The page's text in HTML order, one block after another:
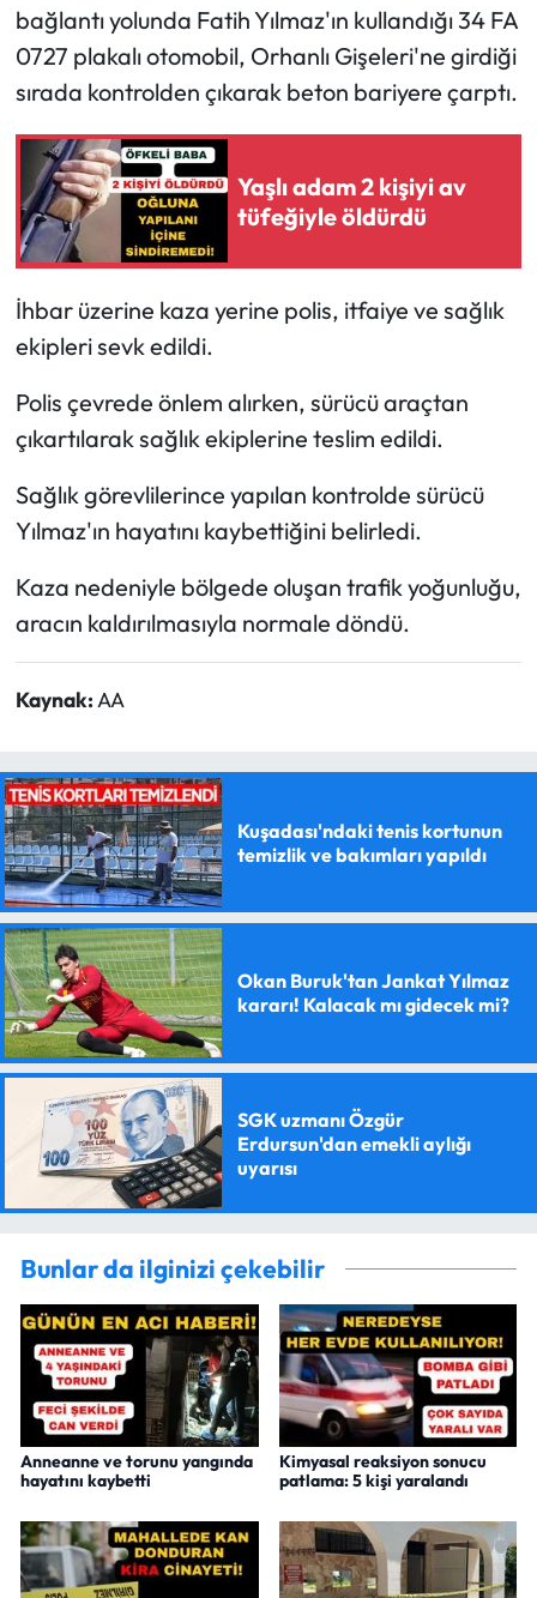
bağlantı yolunda Fatih Yılmaz'ın kullandığı 34 FA
0727 plakalı otomobil, Orhanlı Gişeleri'ne girdiği
sırada kontrolden çıkarak beton bariyere çarptı.
Yaşlı adam 2 kişiyi av
tüfeğiyle öldürdü
İhbar üzerine kaza yerine polis, itfaiye ve sağlık
ekipleri sevk edildi.
Polis çevrede önlem alırken, sürücü araçtan
çıkartılarak sağlık ekiplerine teslim edildi.
Sağlık görevlilerince yapılan kontrolde sürücü
Yılmaz'ın hayatını kaybettiğini belirledi.
Kaza nedeniyle bölgede oluşan trafik yoğunluğu,
aracın kaldırılmasıyla normale döndü.
Kaynak: AA
Kuşadası'ndaki tenis kortunun
temizlik ve bakımları yapıldı
Okan Buruk'tan Jankat Yılmaz
kararı! Kalacak mı gidecek mi?
SGK uzmanı Özgür
Erdursun'dan emekli aylığı
uyarısı
Bunlar da ilginizi çekebilir
Anneanne ve torunu yangında
hayatını kaybetti
Kimyasal reaksiyon sonucu
patlama: 5 kişi yaralandı